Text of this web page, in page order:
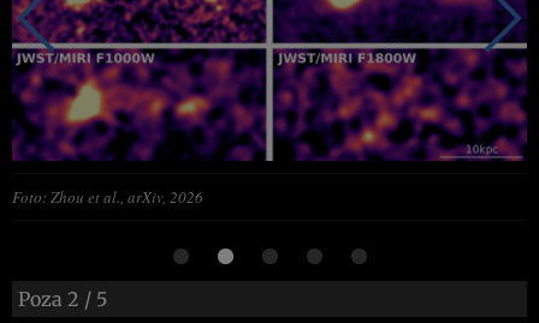
Foto: Zhou et al., arXiv, 2026
Poza 2 / 5